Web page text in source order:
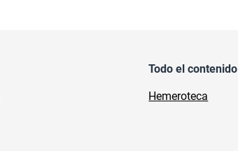
Todo el contenido
Hemeroteca